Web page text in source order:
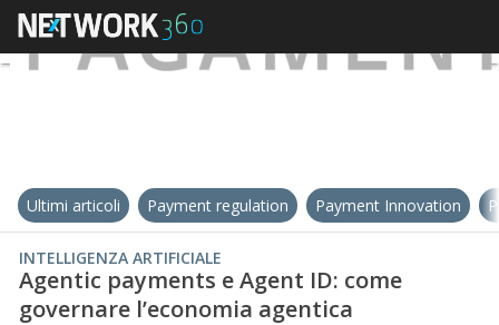
Ultimi articoli Payment regulation Payment Innovation
INTELLIGENZA ARTIFICIALE
Agentic payments e Agent ID: come
governare l’economia agentica